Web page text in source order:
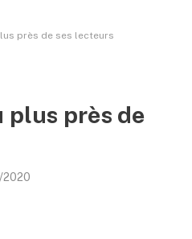
près de ses lecteurs
plus près de